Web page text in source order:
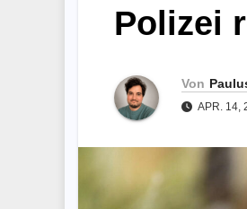
Polizei
Von
APR. 14,